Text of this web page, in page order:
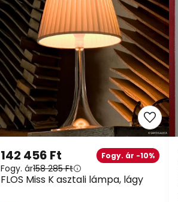
FLOS Miss K asztali lámpa, lágy
142 456 Ft Fogy. ár -10%
Fogy. ár158 285 Ft